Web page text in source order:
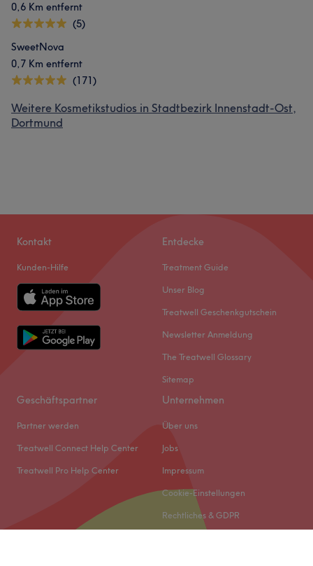
0,6 Km entfernt
(5)
SweetNova
0,7 Km entfernt
(171)
Weitere Kosmetikstudios in Stadtbezirk Innenstadt-Ost,
Dortmund
Kontakt
Kunden-Hilfe
Entdecke
Treatment Guide
Unser Blog
Treatwell Geschenkgutschein
Newsletter Anmeldung
The Treatwell Glossary
Sitemap
Geschäftspartner
Partner werden
Treatwell Connect Help Center
Treatwell Pro Help Center
Unternehmen
Über uns
Jobs
Impressum
Cookie-Einstellungen
Rechtliches & GDPR